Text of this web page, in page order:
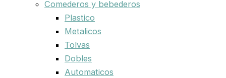
Comederos y bebederos
Plastico
Metalicos
Tolvas
Dobles
Automaticos